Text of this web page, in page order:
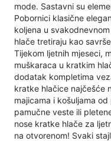
mode. Sastavni su
Pobornici klasične
koljena u
hlače tretiraju kao
Tijekom ljetnih mjeseci,
muškaraca u kratkim
dodatak kompletima
kratke hlačice najčešće
majicama i košuljama
pamučne veste ili
nose kratke hlače za
na otvorenom! Svaki